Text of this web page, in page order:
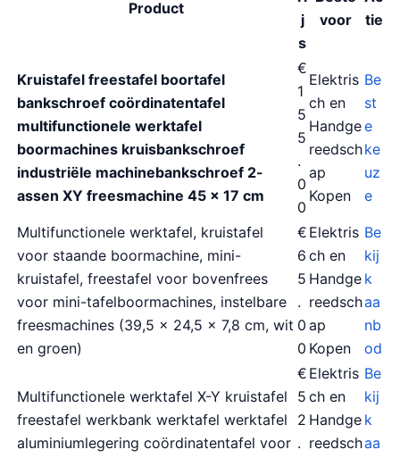
Product
j
s
voor
tie
Kruistafel freestafel boortafel
bankschroef coördinatentafel
multifunctionele werktafel
boormachines kruisbankschroef
industriële machinebankschroef 2-
assen XY freesmachine 45 x 17 cm
€
1
5
5
.
0
0
Elektris
ch en
Handge
reedsch
ap
Kopen
Be
st
e
ke
uz
e
Multifunctionele werktafel, kruistafel
voor staande boormachine, mini-
kruistafel, freestafel voor bovenfrees
voor mini-tafelboormachines, instelbare
freesmachines (39,5 x 24,5 x 7,8 cm, wit
en groen)
€
6
5
.
0
0
Elektris
ch en
Handge
reedsch
ap
Kopen
Be
kij
k
aa
nb
od
Multifunctionele werktafel X-Y kruistafel
freestafel werkbank werktafel werktafel
aluminiumlegering coördinatentafel voor
€
5
2
.
Elektris
ch en
Handge
reedsch
Be
kij
k
aa